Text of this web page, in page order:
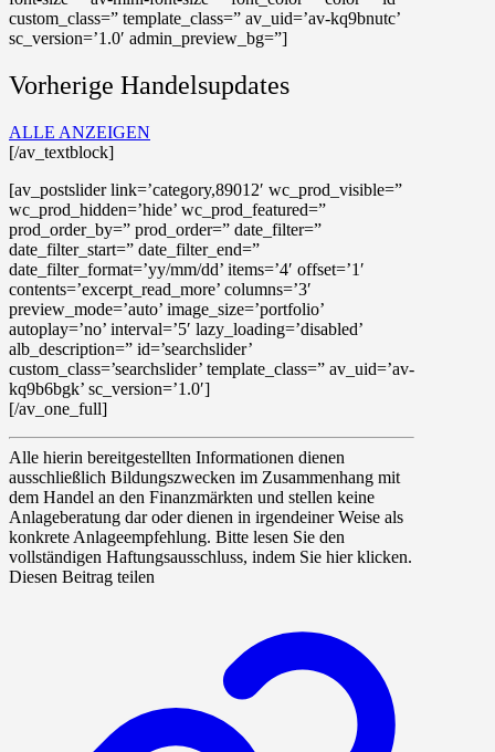
custom_class=” template_class=” av_uid=’av-kq9bnutc’
sc_version=’1.0′ admin_preview_bg=”]
Vorherige Handelsupdates
ALLE ANZEIGEN
[/av_textblock]
[av_postslider link=’category,89012′ wc_prod_visible=”
wc_prod_hidden=’hide’ wc_prod_featured=”
prod_order_by=” prod_order=” date_filter=”
date_filter_start=” date_filter_end=”
date_filter_format=’yy/mm/dd’ items=’4′ offset=’1′
contents=’excerpt_read_more’ columns=’3′
preview_mode=’auto’ image_size=’portfolio’
autoplay=’no’ interval=’5′ lazy_loading=’disabled’
alb_description=” id=’searchslider’
custom_class=’searchslider’ template_class=” av_uid=’av-
kq9b6bgk’ sc_version=’1.0′]
[/av_one_full]
Alle hierin bereitgestellten Informationen dienen
ausschließlich Bildungszwecken im Zusammenhang mit
dem Handel an den Finanzmärkten und stellen keine
Anlageberatung dar oder dienen in irgendeiner Weise als
konkrete Anlageempfehlung. Bitte lesen Sie den
vollständigen Haftungsausschluss, indem Sie hier klicken.
Diesen Beitrag teilen